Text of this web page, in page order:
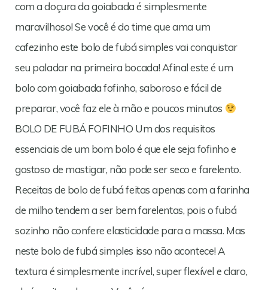
com a doçura da goiabada é simplesmente
maravilhoso! Se você é do time que ama um
cafezinho este bolo de fubá simples vai conquistar
seu paladar na primeira bocada! Afinal este é um
bolo com goiabada fofinho, saboroso e fácil de
preparar, você faz ele à mão e poucos minutos
BOLO DE FUBÁ FOFINHO Um dos requisitos
essenciais de um bom bolo é que ele seja fofinho e
gostoso de mastigar, não pode ser seco e farelento.
Receitas de bolo de fubá feitas apenas com a farinha
de milho tendem a ser bem farelentas, pois o fubá
sozinho não confere elasticidade para a massa. Mas
neste bolo de fubá simples isso não acontece! A
textura é simplesmente incrível, super flexível e claro,